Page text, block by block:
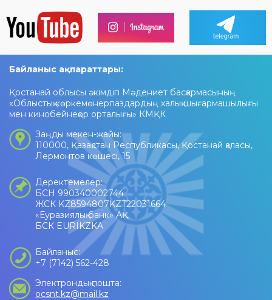
Байланыс ақпараттары:
Қостанай облысы әкімдігі Мәдениет басқармасының
«Облыстық көркемөнерпаздардың халық шығармашылығы
мен кинобейнеқор орталығы» КМҚК
Заңды мекен-жайы:
110000, Қазақстан Республикасы, Қостанай қаласы,
Лермонтов көшесі, 15
Деректемелер:
БСН 990340002744
ЖСК KZ8594807KZT22031664
«Еуразиялық банк» АҚ
БСК EURIKZKA
Байланыс:
+7 (7142) 562-428
Электрондық пошта:
ocsnt.kz@mail.kz